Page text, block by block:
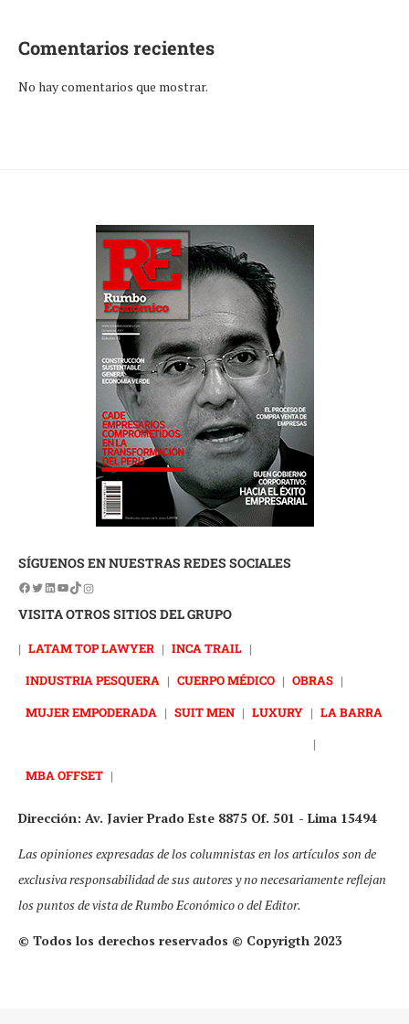
Comentarios recientes
No hay comentarios que mostrar.
SÍGUENOS EN NUESTRAS REDES SOCIALES
VISITA OTROS SITIOS DEL GRUPO
| LATAM TOP LAWYER | INCA TRAIL |
INDUSTRIA PESQUERA | CUERPO MÉDICO | OBRAS |
MUJER EMPODERADA | SUIT MEN | LUXURY | LA BARRA
|
MBA OFFSET |
Dirección: Av. Javier Prado Este 8875 Of. 501 - Lima 15494
Las opiniones expresadas de los columnistas en los artículos son de
exclusiva responsabilidad de sus autores y no necesariamente reflejan
los puntos de vista de Rumbo Económico o del Editor.
© Todos los derechos reservados © Copyrigth 2023